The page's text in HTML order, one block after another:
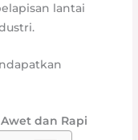
lantai
dan Rapi